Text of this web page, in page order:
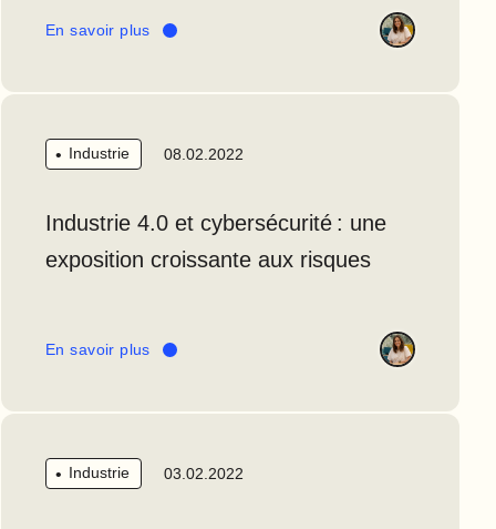
En savoir plus
Industrie 08.02.2022
Industrie 4.0 et cybersécurité : une
exposition croissante aux risques
En savoir plus
Industrie 03.02.2022